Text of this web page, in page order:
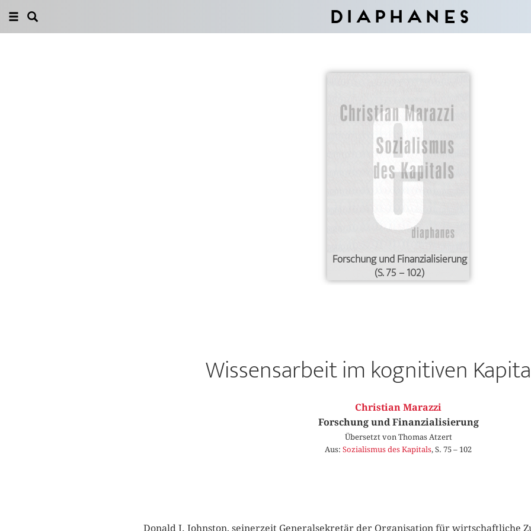
Diaphanes
Forschung und Finanzialisierung
(S. 75 – 102)
Wissensarbeit im kognitiven
Christian Marazzi
Forschung und Finanzialisierung
Übersetzt von Thomas Atzert
Aus: Sozialismus des Kapitals, S. 75 – 102
Donald J. Johnston, seinerzeit Generalsekretär der Organisation für wirtschaftliche